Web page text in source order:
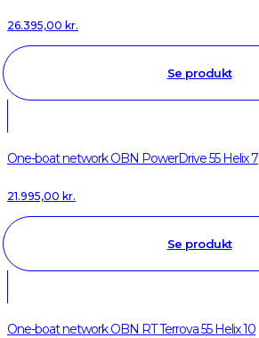
26.395,00 kr.
Se produkt
One-boat network OBN PowerDrive 55 Helix 7
21.995,00 kr.
Se produkt
One-boat network OBN RT Terrova 55 Helix 10